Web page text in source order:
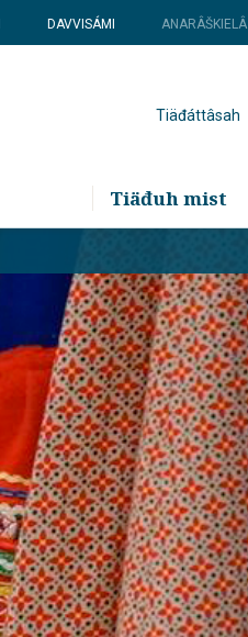
DAVVISÁMI ANARÂŠKIELÂ
Tiäđáttâsah
Tiäđuh mist